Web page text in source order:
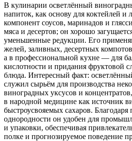
В кулинарии осветлённый
напиток, как основу для коктейлей и
компонент соусов, маринадов и
мяса и десертов; он хорошо
уменьшенные редукции. Его
желей, заливных, десертных
а в профессиональной кухне — для
кислотности и придания фруктовой
блюда. Интересный факт:
служил сырьём для производства
виноградных уксусов и
в народной медицине как источник
быстроусвояемых сахаров. Благодаря
однородности он удобен для
и упаковки, обеспечивая
полке и прогнозируемое поведение